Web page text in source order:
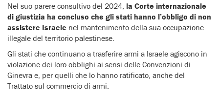
Nel suo parere consultivo del 2024, la Corte internazionale
di giustizia ha concluso che gli stati hanno l’obbligo di non
assistere Israele nel mantenimento della sua occupazione
illegale del territorio palestinese.
Gli stati che continuano a trasferire armi a Israele agiscono in
violazione dei loro obblighi ai sensi delle Convenzioni di
Ginevra e, per quelli che lo hanno ratificato, anche del
Trattato sul commercio di armi.